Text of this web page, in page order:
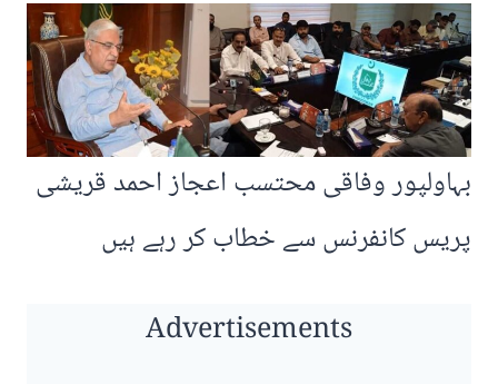
بہاولپور وفاقی محتسب اعجاز احمد قریشی
پریس کانفرنس سے خطاب کر رہے ہیں
Advertisements